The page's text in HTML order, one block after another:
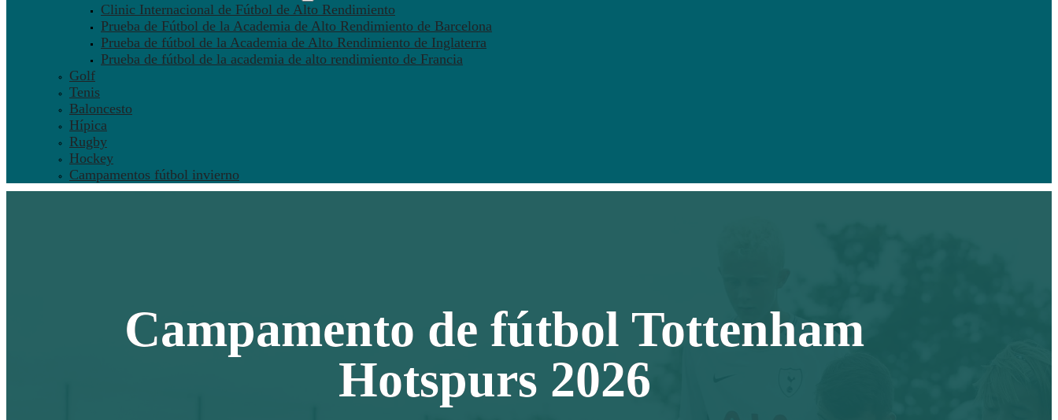
Clinic Internacional de Fútbol de Alto Rendimiento
Prueba de Fútbol de la Academia de Alto Rendimiento de Barcelona
Prueba de fútbol de la Academia de Alto Rendimiento de Inglaterra
Prueba de fútbol de la academia de alto rendimiento de Francia
Golf
Tenis
Baloncesto
Hípica
Rugby
Hockey
Campamentos fútbol invierno
Campamento de fútbol Tottenham
Hotspurs 2026